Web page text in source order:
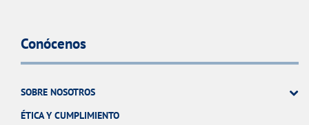
Conócenos
SOBRE NOSOTROS
ÉTICA Y CUMPLIMIENTO